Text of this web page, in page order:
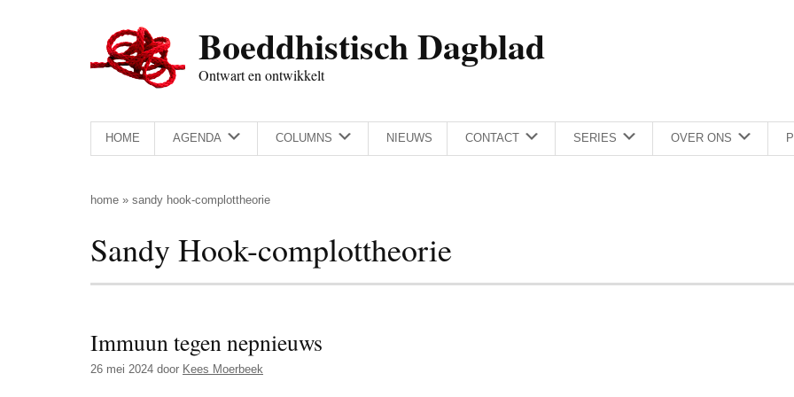
Boeddhistisch Dagblad
Ontwart en ontwikkelt
HOME AGENDA COLUMNS NIEUWS CONTACT SERIES OVER ONS
home » sandy hook-complottheorie
Sandy Hook-complottheorie
Immuun tegen nepnieuws
26 mei 2024 door Kees Moerbeek